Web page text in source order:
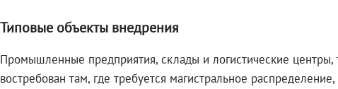
Типовые объекты внедрения
Промышленные предприятия, склады и логистические
востребован там, где требуется магистральное